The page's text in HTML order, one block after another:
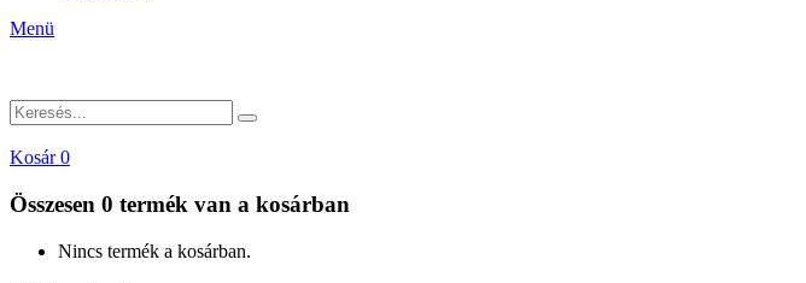
Menü
Kosár 0
Összesen 0 termék van a kosárban
Nincs termék a kosárban.